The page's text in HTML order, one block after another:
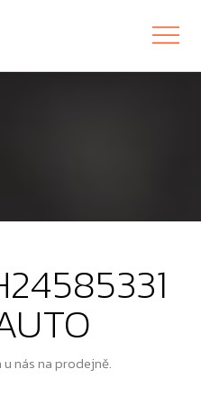
nás na prodejně.